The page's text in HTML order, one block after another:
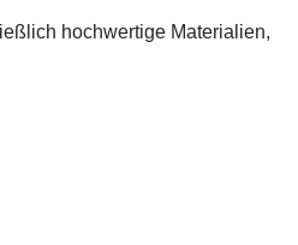
hochwertige Materialien,